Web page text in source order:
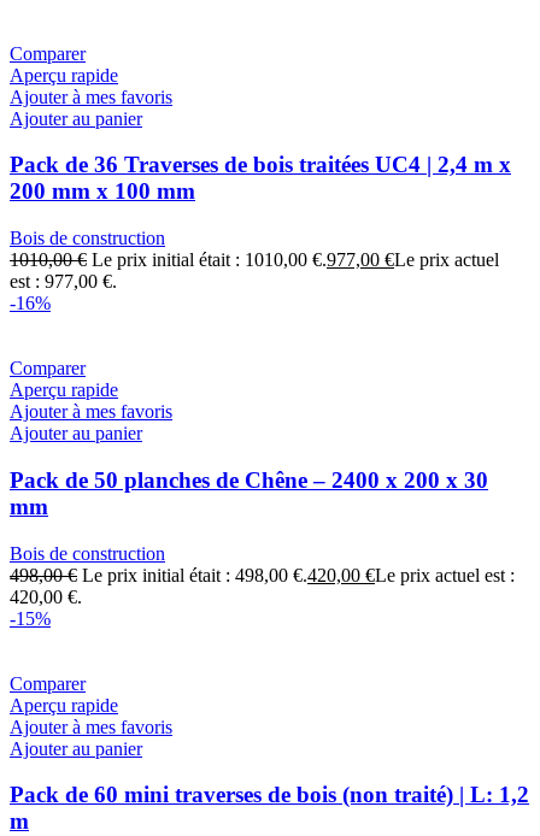
Comparer
Aperçu rapide
Ajouter à mes favoris
Ajouter au panier
Pack de 36 Traverses de bois traitées UC4 | 2,4 m x
200 mm x 100 mm
Bois de construction
1010,00€ Le prix initial était : 1010,00 €.977,00 €Le prix actuel
est : 977,00 €.
-16%
Comparer
Aperçu rapide
Ajouter à mes favoris
Ajouter au panier
Pack de 50 planches de Chêne – 2400 x 200 x 30
mm
Bois de construction
498,00€ Le prix initial était : 498,00 €.420,00 €Le prix actuel est :
420,00 €.
-15%
Comparer
Aperçu rapide
Ajouter à mes favoris
Ajouter au panier
Pack de 60 mini traverses de bois (non traité) | L: 1,2
m